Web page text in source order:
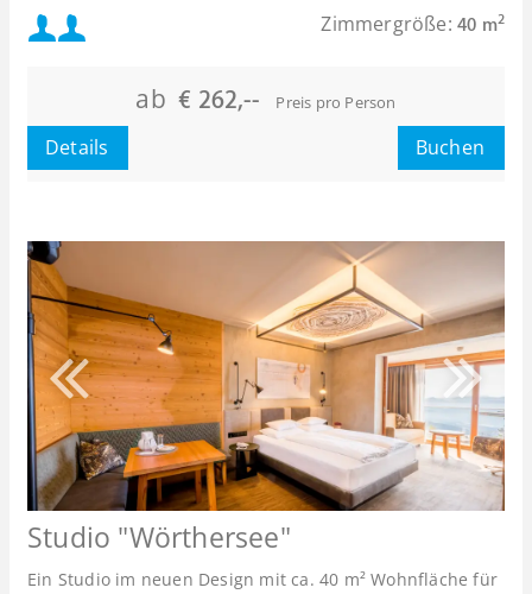
Mindestbelegung:
Maximalbelegung:
Zimmergröße: 40 m2
ab€ 262,-- Preis pro Person
Buchen
Details
Studio "Wörthersee"
Ein Studio im neuen Design mit ca. 40 m² Wohnfläche für